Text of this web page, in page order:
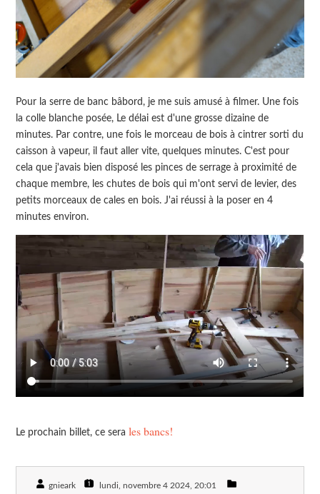
Pour la serre de banc bâbord, je me suis amusé à filmer. Une fois
la colle blanche posée, Le délai est d'une grosse dizaine de
minutes. Par contre, une fois le morceau de bois à cintrer sorti du
caisson à vapeur, il faut aller vite, quelques minutes. C'est pour
cela que j'avais bien disposé les pinces de serrage à proximité de
chaque membre, les chutes de bois qui m'ont servi de levier, des
petits morceaux de cales en bois. J'ai réussi à la poser en 4
minutes environ.
Le prochain billet, ce serales bancs!
gnieark lundi, novembre 4 2024 , 20:01